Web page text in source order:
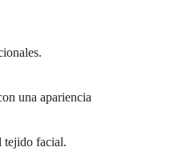
una apariencia
tejido facial.